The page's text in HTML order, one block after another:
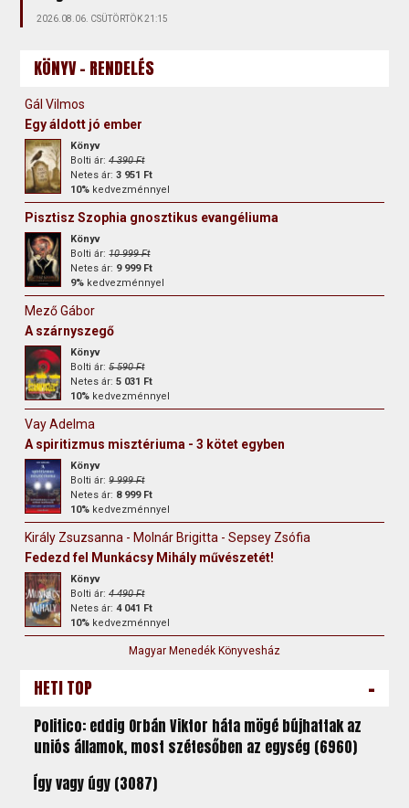
2026.08.06. CSÜTÖRTÖK 21:15
KÖNYV - RENDELÉS
Gál Vilmos
Egy áldott jó ember
Könyv
Bolti ár:4 390 Ft
Netes ár:3 951 Ft
10% kedvezménnyel
Pisztisz Szophia gnosztikus evangéliuma
Könyv
Bolti ár:10 999 Ft
Netes ár: 9 999 Ft
9% kedvezménnyel
Mező Gábor
A szárnyszegő
Könyv
Bolti ár:5 590 Ft
Netes ár:5 031 Ft
10% kedvezménnyel
Vay Adelma
A spiritizmus misztériuma - 3 kötet egyben
Könyv
Bolti ár:9 999 Ft
Netes ár: 8 999 Ft
10% kedvezménnyel
Király Zsuzsanna - Molnár Brigitta - Sepsey Zsófia
Fedezd fel Munkácsy Mihály művészetét!
Könyv
Bolti ár:4 490 Ft
Netes ár:4 041 Ft
10% kedvezménnyel
Magyar Menedék Könyvesház
HETI TOP -
Politico: eddig Orbán Viktor háta mögé bújhattak az
uniós államok, most szétesőben az egység (6960)
Így vagy úgy (3087)